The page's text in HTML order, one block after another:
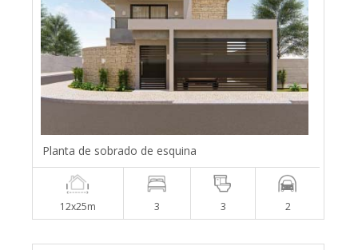
Planta de sobrado de esquina
12x25m 3 3 2